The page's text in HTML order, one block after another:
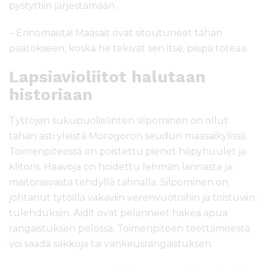
pystyttiin järjestämään.
– Erinomaista! Maasait ovat sitoutuneet tähän
päätökseen, koska he tekivät sen itse, piispa toteaa.
Lapsiavioliitot halutaan
historiaan
Tyttöjen sukupuolielinten silpominen on ollut
tähän asti yleistä Morogoron seudun maasaikylissä.
Toimenpiteessä on poistettu pienet häpyhuulet ja
klitoris. Haavoja on hoidettu lehmän lannasta ja
maitorasvasta tehdyllä tahnalla. Silpominen on
johtanut tytöillä vakaviin verenvuotoihin ja toistuviin
tulehduksiin. Äidit ovat pelänneet hakea apua
rangaistuksen pelossa. Toimenpiteen teettämisestä
voi saada sakkoja tai vankeusrangaistuksen.